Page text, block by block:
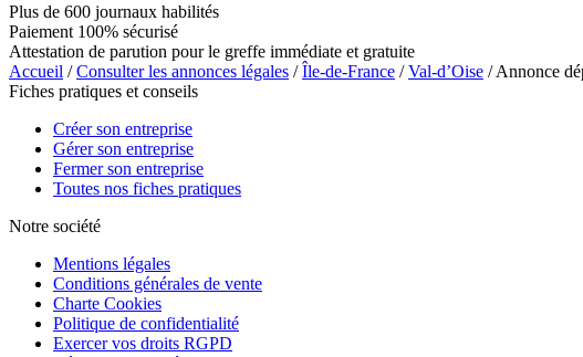
Plus de 600 journaux habilités
Paiement 100% sécurisé
Attestation de parution pour le greffe immédiate et gratuite
Accueil /Consulter les annonces légales /Île-de-France /Val-d’Oise / Annonce
Fiches pratiques et conseils
Créer son entreprise
Gérer son entreprise
Fermer son entreprise
Toutes nos fiches pratiques
Notre société
Mentions légales
Conditions générales de vente
Charte Cookies
Politique de confidentialité
Exercer vos droits RGPD